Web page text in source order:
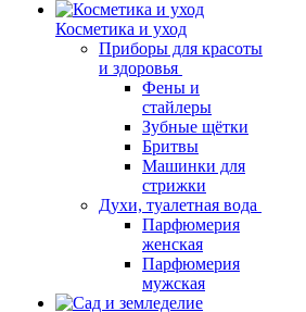
Косметика и уход
Приборы для красоты
и здоровья
Фены и
стайлеры
Зубные щётки
Бритвы
Машинки для
стрижки
Духи, туалетная вода
Парфюмерия
женская
Парфюмерия
мужская